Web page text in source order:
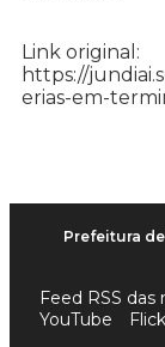
Link original:
https://
erias-em-
Prefeitura
Feed RSS das
YouTube